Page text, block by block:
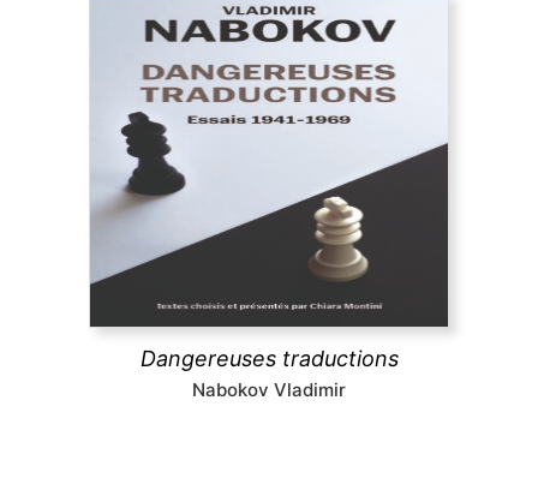
Dangereuses traductions
Nabokov Vladimir
Dangereuses traductions
À partir de textes pour la plupart inédits en
français, cet ouvrage présente la pensée et les
pratiques de la traduction de Nabokov, leur
évolution dans le temps jusqu’à la défense radicale
du littéralisme, une position extrême et
dérangeante.
découvrir